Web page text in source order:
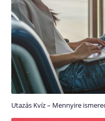
Utazás Kvíz – Mennyire